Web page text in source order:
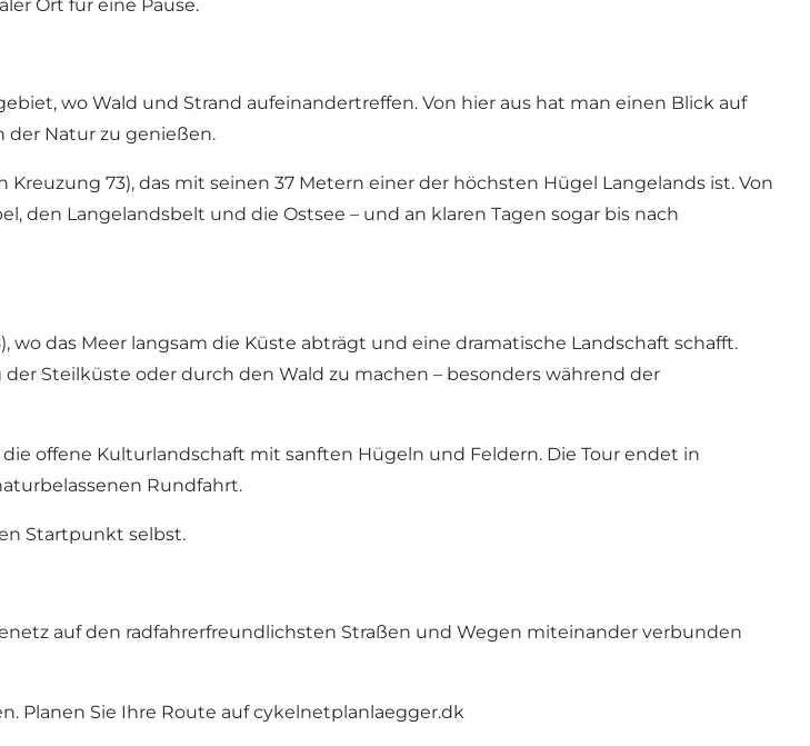
Ort für eine Pause.
wo Wald und Strand aufeinandertreffen. Von hier aus hat man einen Blick auf
Natur zu genießen.
73), das mit seinen 37 Metern einer der höchsten Hügel Langelands ist. Von
den Langelandsbelt und die Ostsee – und an klaren Tagen sogar bis nach
das Meer langsam die Küste abträgt und eine dramatische Landschaft schafft.
Steilküste oder durch den Wald zu machen – besonders während der
offene Kulturlandschaft mit sanften Hügeln und Feldern. Die Tour endet in
Rundfahrt.
Startpunkt selbst.
auf den radfahrerfreundlichsten Straßen und Wegen miteinander verbunden
Planen Sie Ihre Route aufcykelnetplanlaegger.dk